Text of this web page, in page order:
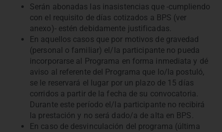
Serán abonadas las inasistencias que -cumpliendo
con el requisito de días cotizados a BPS (ver
anexo)- estén debidamente justificadas.
En aquellos casos que por motivos de gravedad
(personal o familiar) el/la participante no pueda
incorporarse al Programa en forma inmediata y dé
aviso al referente del Programa que lo/la postuló,
se le reservará el lugar por un plazo de 15 días
corridos a partir de la fecha de su convocatoria.
Durante este período el/la participante no recibirá
la prestación y no será dado/a de alta en BPS.
En caso de desvinculación del programa (última